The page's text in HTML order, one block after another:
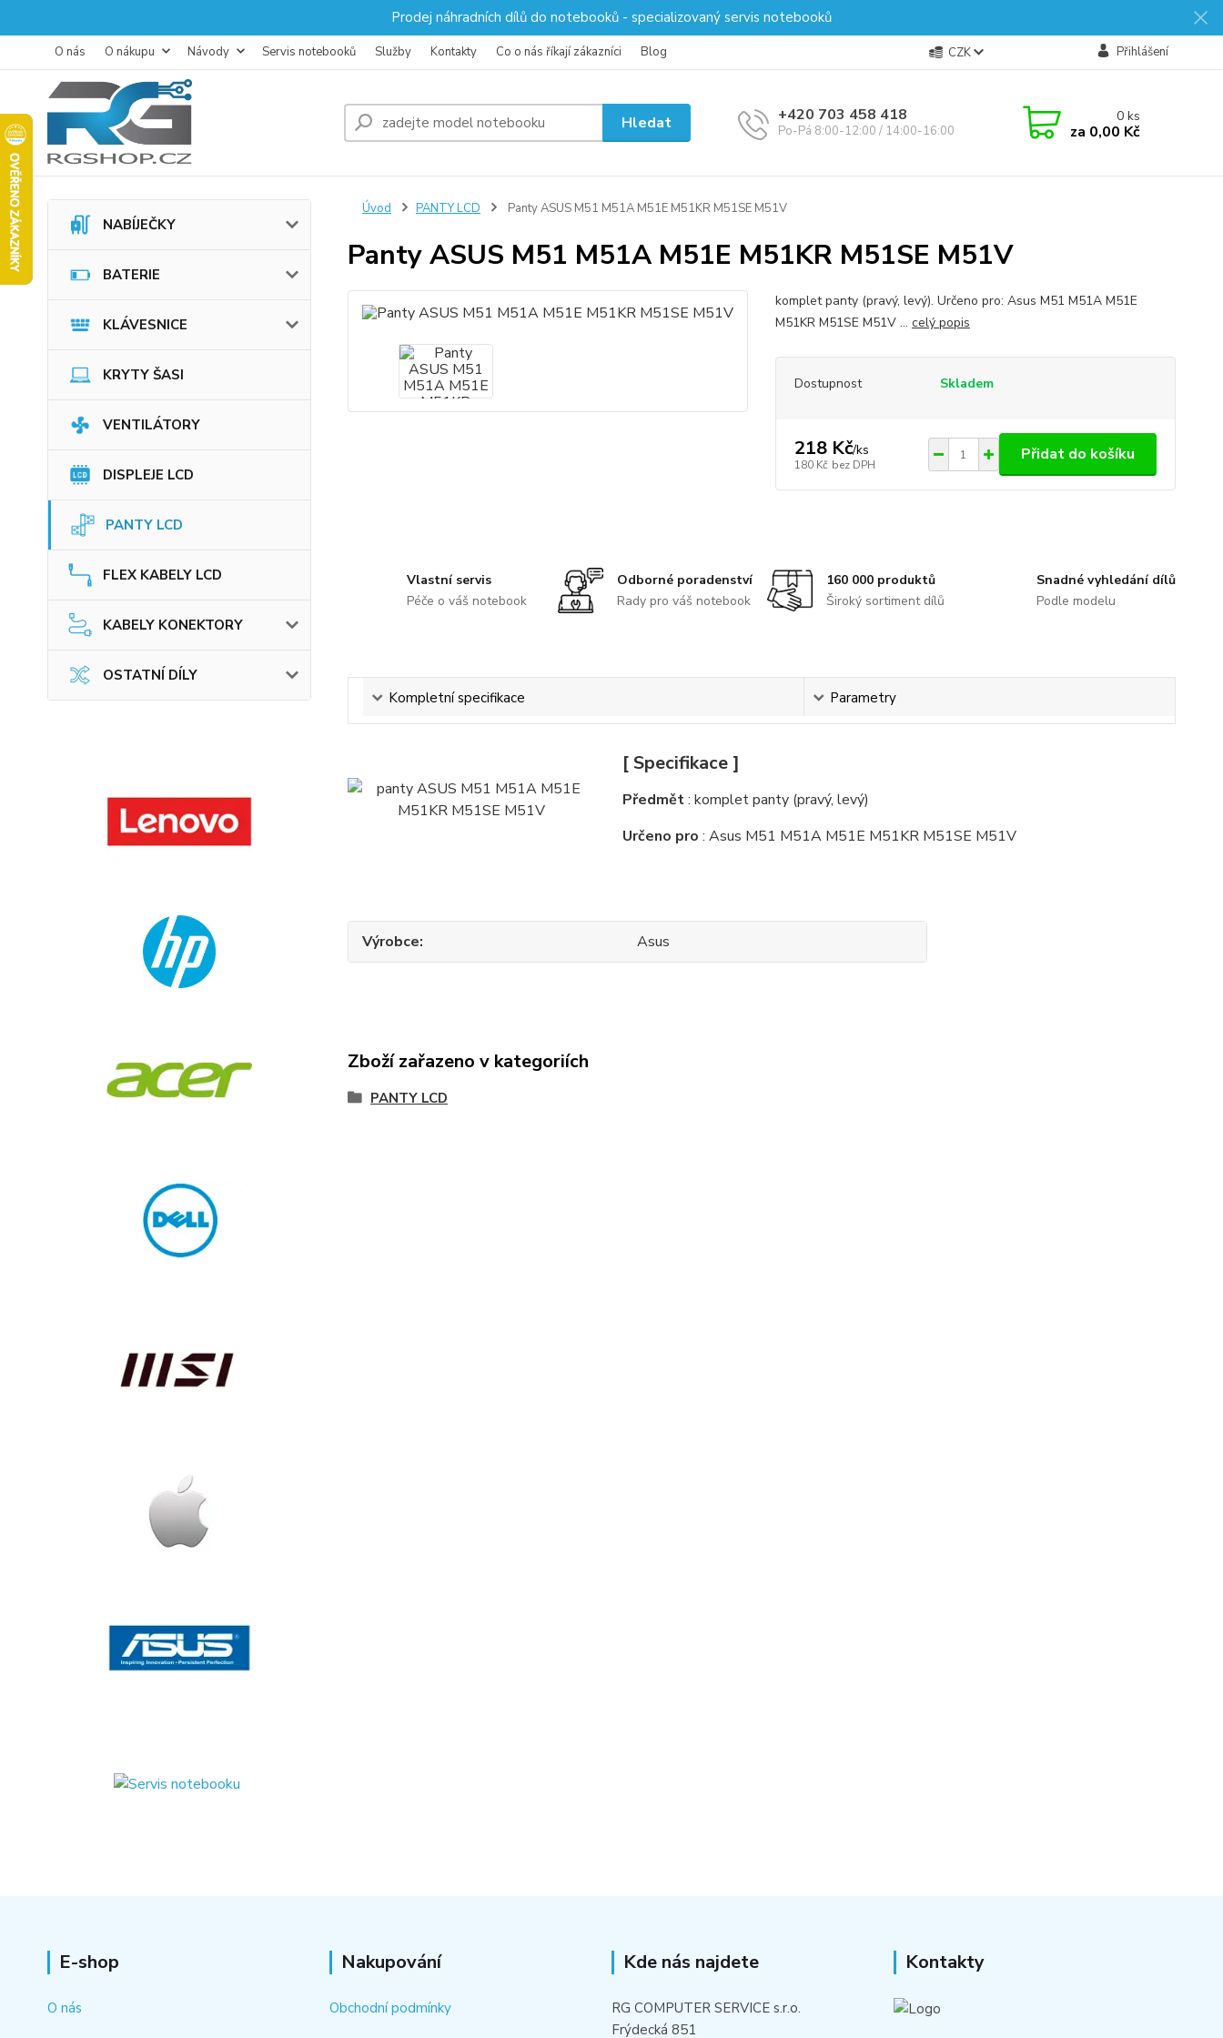
Prodej náhradních dílů do notebooků - specializovaný servis notebooků
O nás O nákupu Návody Servis notebooků Služby Kontakty Co o nás říkají zákazníci Blog CZK Přihlášení
Hledat +420 703 458 418
Po-Pá 8:00-12:00 / 14:00-16:00
0ks
za 0,00 Kč
NABÍJEČKY
BATERIE
KLÁVESNICE
KRYTY ŠASI
VENTILÁTORY
DISPLEJE LCD
PANTY LCD
FLEX KABELY LCD
KABELY KONEKTORY
OSTATNÍ DÍLY
Úvod PANTY LCD Panty ASUS M51 M51A M51E M51KR M51SE M51V
Panty ASUS M51 M51A M51E M51KR M51SE M51V
komplet panty (pravý, levý). Určeno pro: Asus M51 M51A M51E
M51KR M51SE M51V ... celý popis
Dostupnost Skladem
218 Kč/ks
180 Kč bez DPH
Přidat do košíku
Vlastní servis
Péče o váš notebook
Odborné poradenství
Rady pro váš notebook
160 000 produktů
Široký sortiment dílů
Snadné vyhledání dílů
Podle modelu
Kompletní specifikace Parametry
[ Specifikace ]
Předmět: komplet panty (pravý, levý)
Určeno pro : Asus M51 M51A M51E M51KR M51SE M51V
Výrobce Asus
Zboží zařazeno v kategoriích
PANTY LCD
E-shop
O nás
Nakupování
Obchodní podmínky
Kde nás najdete
RG COMPUTER SERVICE s.r.o.
Frýdecká 851
Kontakty